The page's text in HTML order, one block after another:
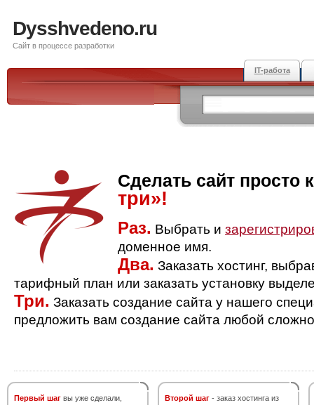
Dysshvedeno.ru
Сайт в процессе разработки
IT-работа
Сделать сайт просто
три»!
Раз. Выбрать и
доменное имя.
Два. Заказать хостинг,
тарифный план или заказать установку
Три. Заказать создание сайта у нашего
предложить вам создание сайта любой
Первый шаг вы уже сделали,
Второй шаг - заказ хостинга из